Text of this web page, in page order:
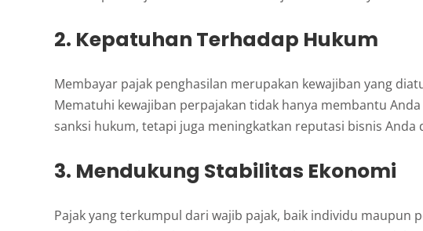
2. Kepatuhan Terhadap Hukum
Membayar pajak penghasilan merupakan kewajiban yang
Mematuhi kewajiban perpajakan tidak hanya membantu
sanksi hukum, tetapi juga meningkatkan reputasi bisnis
3. Mendukung Stabilitas Ekonomi
Pajak yang terkumpul dari wajib pajak, baik individu maupun